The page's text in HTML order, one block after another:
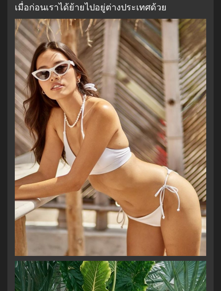
เมื่อก่อนเราได้ย้ายไปอยู่ต่างประเทศด้วย